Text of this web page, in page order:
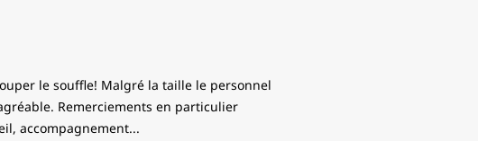
le souffle! Malgré la taille le personnel
Remerciements en particulier
accompagnement...